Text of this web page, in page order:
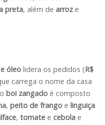
preta, além de arroze
óleo lidera os pedidos (R$
carrega o nome da casa
boi zangado é composto
, peito de frango e linguiça
, tomate e cebola e